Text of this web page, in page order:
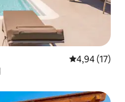
Gemiddelde
4,94 (17)